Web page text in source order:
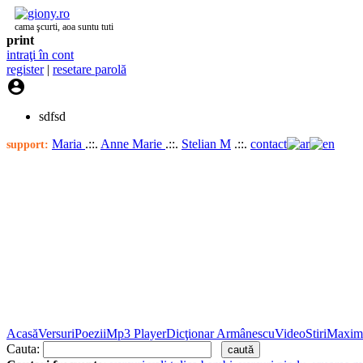
cama şcurti, aoa suntu tuti
print
intraţi în cont
register| resetare parolă

sdfsd
support: Maria .::. Anne Marie .::. Stelian M .::. contact
AcasăVersuriPoeziiMp3 PlayerDicţionar ArmânescuVideoStiri
Cauta: